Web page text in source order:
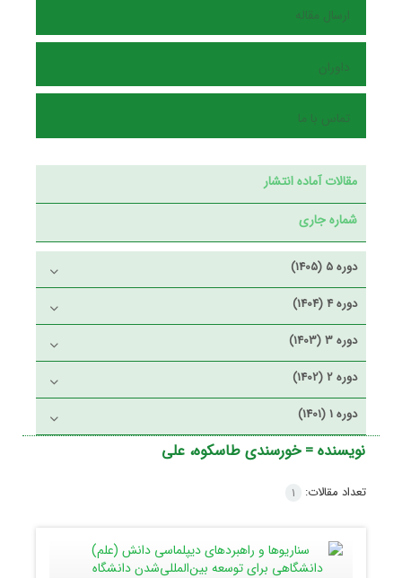
ارسال مقاله
داوران
تماس با ما
مقالات آماده انتشار
شماره جاری
دوره 5 (1405)
دوره 4 (1404)
دوره 3 (1403)
دوره 2 (1402)
دوره 1 (1401)
نویسنده =خورسندی طاسکوه، علی
تعداد مقالات: 1